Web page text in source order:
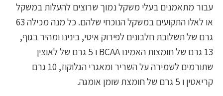
עבור מתאמנים בעלי משקל נמוך שרוצים להעלות במשקל
או לאלו התקועים במשקל הנוכחי שלהם. כל מנה מכילה 63
גרם של תשלובת חלבונים לפירוק איטי, בינינו ומהיר בגוף,
13 גרם של חומצות האמינו BCAA ו 5 גרם של לאוצין
שתורמים לשמירה על השריר ומאגרי הגלוקוז, 10 גרם
קריאטין ו 5 גרם של חומצת שומן אומגה.